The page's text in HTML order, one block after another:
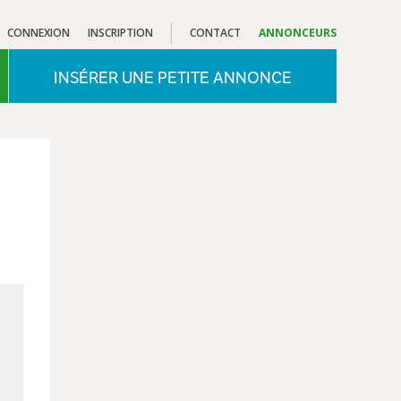
CONTACT ANNONCEURS
CONNEXION INSCRIPTION
INSÉRER UNE PETITE ANNONCE